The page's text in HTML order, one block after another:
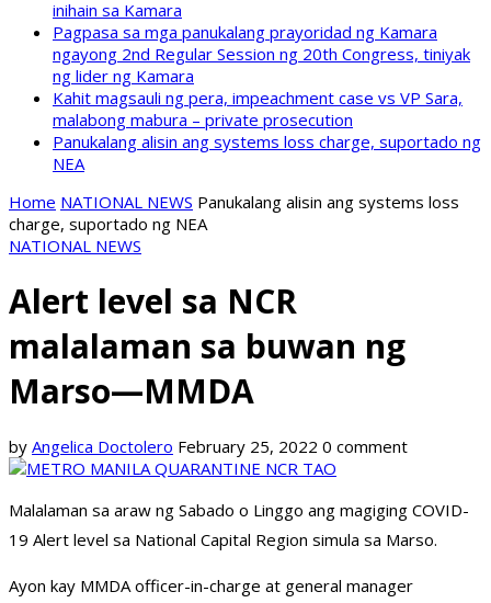
inihain sa Kamara
Pagpasa sa mga panukalang prayoridad ng Kamara
ngayong 2nd Regular Session ng 20th Congress, tiniyak
ng lider ng Kamara
Kahit magsauli ng pera, impeachment case vs VP Sara,
malabong mabura – private prosecution
Panukalang alisin ang systems loss charge, suportado ng
NEA
Home NATIONAL NEWS Panukalang alisin ang systems loss
charge, suportado ng NEA
NATIONAL NEWS
Alert level sa NCR
malalaman sa buwan ng
Marso—MMDA
by Angelica Doctolero February 25, 2022 0 comment
Malalaman sa araw ng Sabado o Linggo ang magiging COVID-
19 Alert level sa National Capital Region simula sa Marso.
Ayon kay MMDA officer-in-charge at general manager